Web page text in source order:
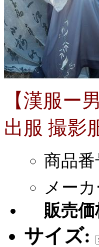
【漢服ー
出服 撮影
商品番
メーカ
販売価
サイズ: